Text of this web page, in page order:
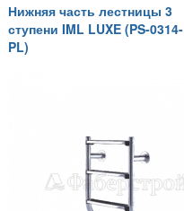
Нижняя часть лестницы 3
ступени IML LUXE (PS-0314-
PL)